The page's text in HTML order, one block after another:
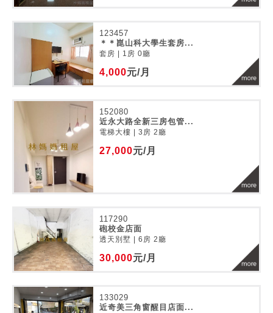
123457
＊＊崑山科大學生套房...
套房 | 1房 0廳
4,000元/月
152080
近永大路全新三房包管...
電梯大樓 | 3房 2廳
27,000元/月
117290
砲校金店面
透天別墅 | 6房 2廳
30,000元/月
133029
近奇美三角窗醒目店面...